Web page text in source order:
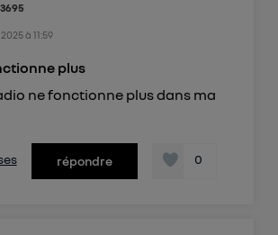
à 11:59
plus
ne fonctionne plus dans ma
répondre 0